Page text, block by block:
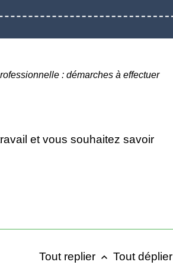
: démarches à effectuer
et vous souhaitez savoir
Tout replier keyboard_arrow_up Tout déplier